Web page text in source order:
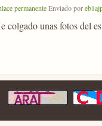
permanenteEnviado por
colgado unas fotos del